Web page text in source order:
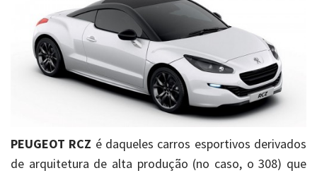
PEUGEOT RCZ é daqueles carros esportivos derivados
de arquitetura de alta produção (no caso, o 308) que